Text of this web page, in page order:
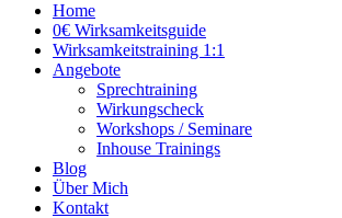
Home
0€ Wirksamkeitsguide
Wirksamkeitstraining 1:1
Angebote
Sprechtraining
Wirkungscheck
Workshops / Seminare
Inhouse Trainings
Blog
Über Mich
Kontakt